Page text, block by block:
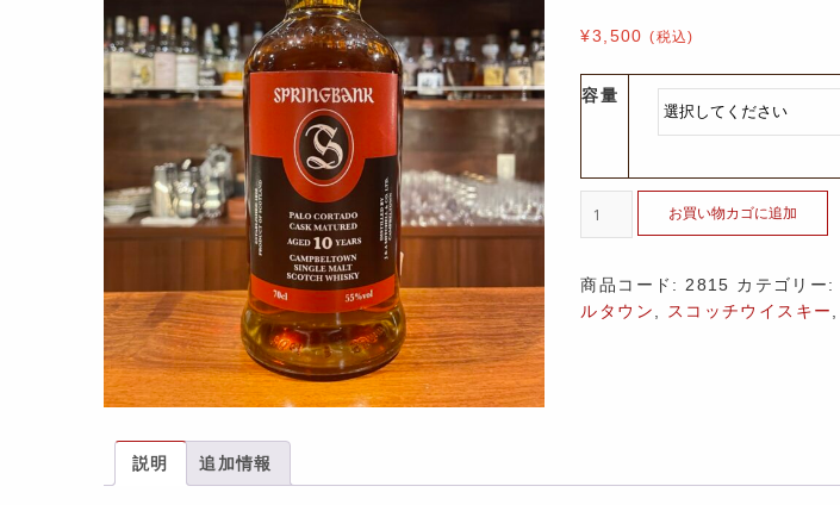
¥3,500 (税込)
容量
お買い物カゴに追加
商品コード: 2815 カテゴリー:
ルタウン
スコッチウイスキー
説明 追加情報